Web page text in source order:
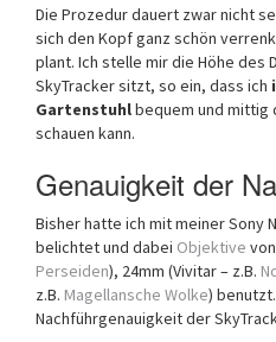
Die Prozedur dauert zwar nicht
sich den Kopf ganz schön
plant. Ich stelle mir die Höhe des
SkyTracker sitzt, so ein, dass ich
Gartenstuhlbequem und mittig
schauen kann.
Genauigkeit der
Bisher hatte ich mit meiner Sony
belichtet und dabei Objektive
Perseiden), 24mm (Vivitar – z.B.
z.B. Magellansche Wolke)
Nachführgenauigkeit der